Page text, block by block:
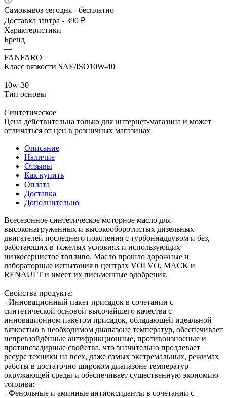
Самовывоз сегодня - бесплатно
Доставка завтра - 390 ₽
Характеристики
Бренд
—
FANFARO
Класс вязкости SAE/ISO10W-40
—
10w-30
Тип основы
—
Синтетическое
Цена действительна только для интернет-магазина и может
отличаться от цен в розничных магазинах
Описание
Наличие
Отзывы
Как купить
Оплата
Доставка
Дополнительно
Всесезонное синтетическое моторное масло для
высоконагруженных и высокооборотистых дизельных
двигателей последнего поколения с турбоннаддувом и без,
работающих в тяжелых условиях и использующих
низкосернистое топливо. Масло прошло дорожные и
лабораторные испытания в центрах VOLVO, MACK и
RENAULT и имеет их письменные одобрения.
Свойства продукта:
- Инновационный пакет присадок в сочетании с
синтетической основой высочайшего качества с
инновационном пакетом присадок, обладающей идеальной
вязкостью в необходимом диапазоне температур, обеспечивает
непревзойдённые антифрикционные, противоизносные и
противозадирные свойства, что значительно продлевает
ресурс техники на всех, даже самых экстремальных, режимах
работы в достаточно широком диапазоне температур
окружающей среды и обеспечивает существенную экономию
топлива;
- Фенольные и аминные антиоксиданты в сочетании с